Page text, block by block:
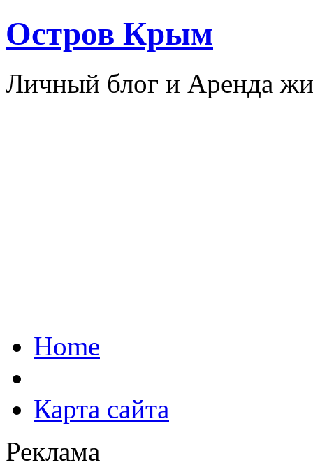
Остров Крым
Личный блог и Аренда
Home
Карта сайта
Реклама